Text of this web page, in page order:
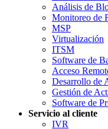
Análisis de
Monitoreo de
MSP
Virtualización
ITSM
Software de
Acceso
Desarrollo de
Gestión de
Software de
Servicio al cliente
IVR